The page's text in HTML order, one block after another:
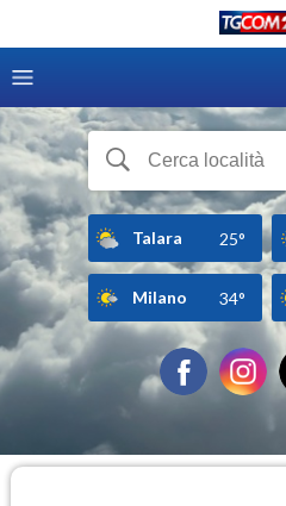
Talara 25°
Milano 34°